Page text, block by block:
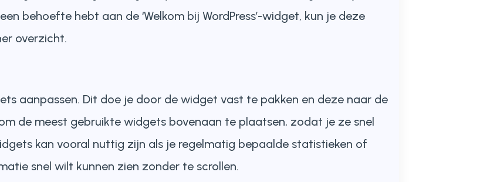
behoefte hebt aan de ‘Welkom bij WordPress’-widget, kun je deze
overzicht.
aanpassen. Dit doe je door de widget vast te pakken en deze naar de
de meest gebruikte widgets bovenaan te plaatsen, zodat je ze snel
kan vooral nuttig zijn als je regelmatig bepaalde statistieken of
snel wilt kunnen zien zonder te scrollen.